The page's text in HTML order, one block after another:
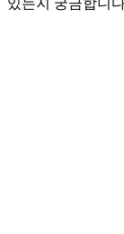
있는지 궁금합니